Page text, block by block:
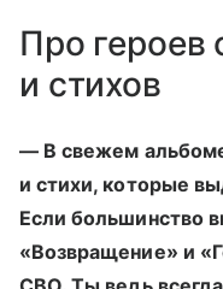
Про героев
и стихов
— В свежем
и стихи, которые
Если большинство
«Возвращение» и